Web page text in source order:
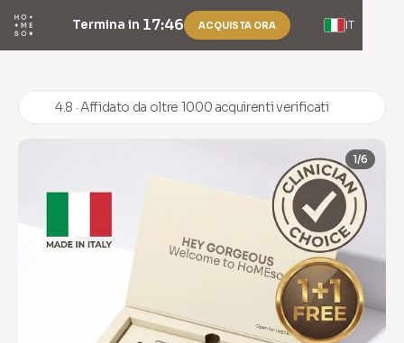
IT
Termina in 17:46 ACQUISTA ORA
4.8 · Affidato da oltre 1000 acquirenti verificati
1/6